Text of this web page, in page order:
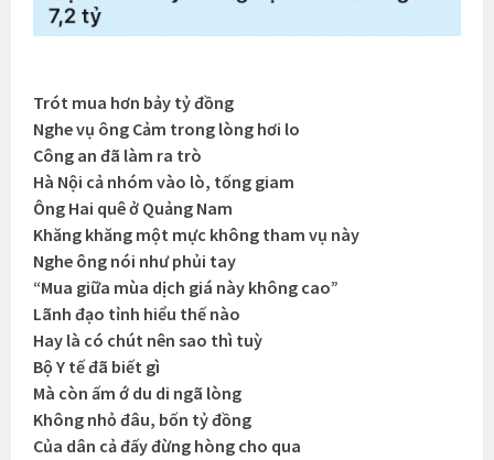
Trót mua hơn bảy tỷ đồng
Nghe vụ ông Cảm trong lòng hơi lo
Công an đã làm ra trò
Hà Nội cả nhóm vào lò, tống giam
Ông Hai quê ở Quảng Nam
Khăng khăng một mực không tham vụ này
Nghe ông nói như phủi tay
“Mua giữa mùa dịch giá này không cao”
Lãnh đạo tỉnh hiểu thế nào
Hay là có chút nên sao thì tuỳ
Bộ Y tế đã biết gì
Mà còn ấm ớ du di ngã lòng
Không nhỏ đâu, bốn tỷ đồng
Của dân cả đấy đừng hòng cho qua